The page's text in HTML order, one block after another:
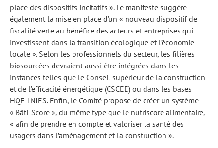
place des dispositifs incitatifs ». Le manifeste suggère
également la mise en place d’un « nouveau dispositif de
fiscalité verte au bénéfice des acteurs et entreprises qui
investissent dans la transition écologique et l’économie
locale ». Selon les professionnels du secteur, les filières
biosourcées devraient aussi être intégrées dans les
instances telles que le Conseil supérieur de la construction
et de l’efficacité énergétique (CSCEE) ou dans les bases
HQE-INIES. Enfin, le Comité propose de créer un système
« Bâti-Score », du même type que le nutriscore alimentaire,
« afin de prendre en compte et valoriser la santé des
usagers dans l’aménagement et la construction ».